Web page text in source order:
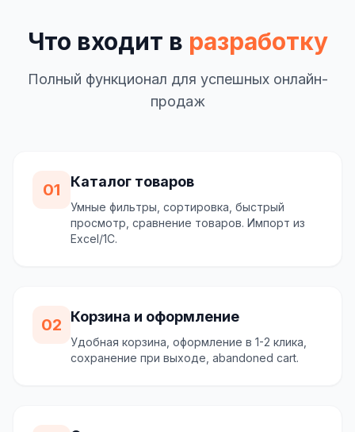
Что входит в разработку
Полный функционал для успешных онлайн-
продаж
01 Каталог товаров
Умные фильтры, сортировка, быстрый
просмотр, сравнение товаров. Импорт из
Excel/1C.
02 Корзина и оформление
Удобная корзина, оформление в 1-2 клика,
сохранение при выходе, abandoned cart.